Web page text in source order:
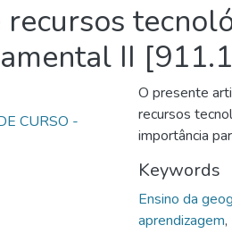
II
CURSO -
O presente
recursos
importância
Keywords
Ensino da
aprendizagem,